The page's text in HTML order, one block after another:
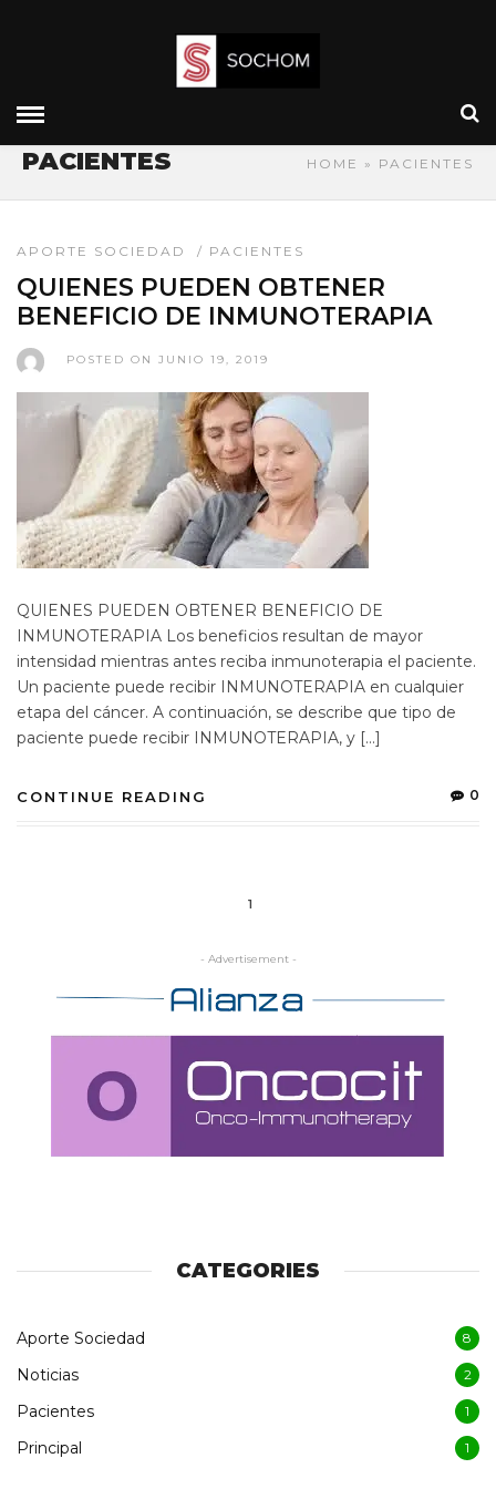
HOME » PACIENTES
PACIENTES
APORTE SOCIEDAD / PACIENTES
QUIENES PUEDEN OBTENER
BENEFICIO DE INMUNOTERAPIA
POSTED ON JUNIO 19, 2019
QUIENES PUEDEN OBTENER BENEFICIO DE
INMUNOTERAPIA Los beneficios resultan de mayor
intensidad mientras antes reciba inmunoterapia el paciente.
Un paciente puede recibir INMUNOTERAPIA en cualquier
etapa del cáncer. A continuación, se describe que tipo de
paciente puede recibir INMUNOTERAPIA, y […]
CONTINUE READING 0
1
- Advertisement -
CATEGORIES
Aporte Sociedad 8
Noticias 2
Pacientes 1
Principal 1